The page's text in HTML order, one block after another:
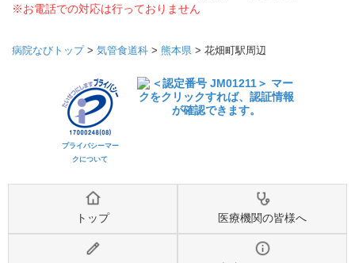
※お電話での対応は行っておりません
病院なびトップ> 気管食道科 > 熊本県 > 花畑町駅周辺
プライバシーマー
クについて
トップ 医療機関の皆様へ